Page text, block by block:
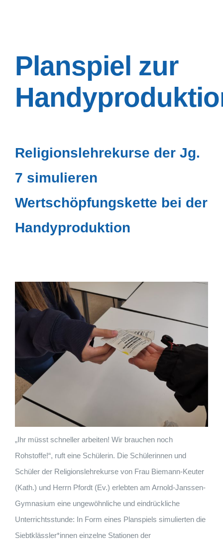
Planspiel zur
Religionslehrekurse der Jg.
7 simulieren
Wertschöpfungskette bei der
Handyproduktion
„Ihr müsst schneller arbeiten! Wir brauchen noch
Rohstoffe!“, ruft eine Schülerin. Die Schülerinnen und
Schüler der Religionslehrekurse von Frau Biemann-Keuter
(Kath.) und Herrn Pfordt (Ev.) erlebten am Arnold-Janssen-
Gymnasium eine ungewöhnliche und eindrückliche
Unterrichtsstunde: In Form eines Planspiels simulierten die
Siebtklässler*innen einzelne Stationen der